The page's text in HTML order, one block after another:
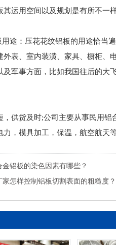
其运用空间以及规划是有所不一样
用途：压花花纹铝板的用途恰当
外表、室内装潢、家具、橱柜、
及军事方面，比如我国往后的大
，供货及时;公司主要从事民用
力，模具加工，保温，航空航天
金铝板的染色因素有哪些？
家怎样控制铝板切割表面的粗糙度？